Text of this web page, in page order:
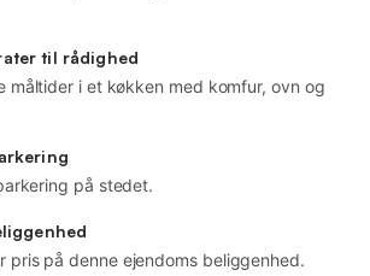
til rådighed
måltider i et køkken med komfur, ovn og
på stedet.
på denne ejendoms beliggenhed.